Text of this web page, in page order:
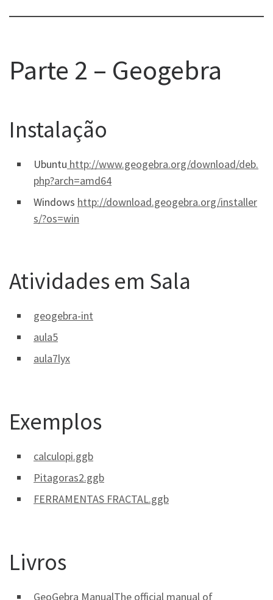
Parte 2 – Geogebra
Instalação
Ubuntu http://www.geogebra.org/download/deb.
php?arch=amd64
Windows http://download.geogebra.org/installer
s/?os=win
Atividades em Sala
geogebra-int
aula5
aula7lyx
Exemplos
calculopi.ggb
Pitagoras2.ggb
FERRAMENTAS FRACTAL.ggb
Livros
GeoGebra ManualThe official manual of